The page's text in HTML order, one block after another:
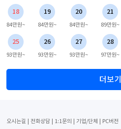
18
84만원~
19
84만원~
20
84만원~
21
89만원~
25
93만원~
26
93만원~
27
93만원~
28
97만원~
더보기
오시는길 전화상담 1:1문의 기업/단체 PC버전